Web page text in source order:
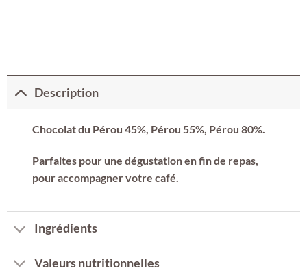
Description
Chocolat du Pérou 45%, Pérou 55%, Pérou 80%.
Parfaites pour une dégustation en fin de repas,
pour accompagner votre café.
Ingrédients
Valeurs nutritionnelles